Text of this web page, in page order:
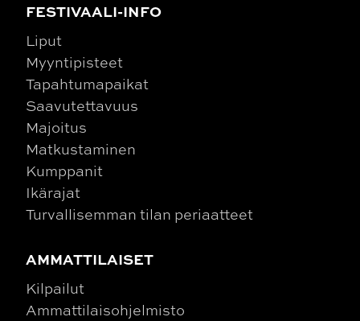
FESTIVAALI-INFO
Liput
Myyntipisteet
Tapahtumapaikat
Saavutettavuus
Majoitus
Matkustaminen
Kumppanit
Ikärajat
Turvallisemman tilan periaatteet
AMMATTILAISET
Kilpailut
Ammattilaisohjelmisto